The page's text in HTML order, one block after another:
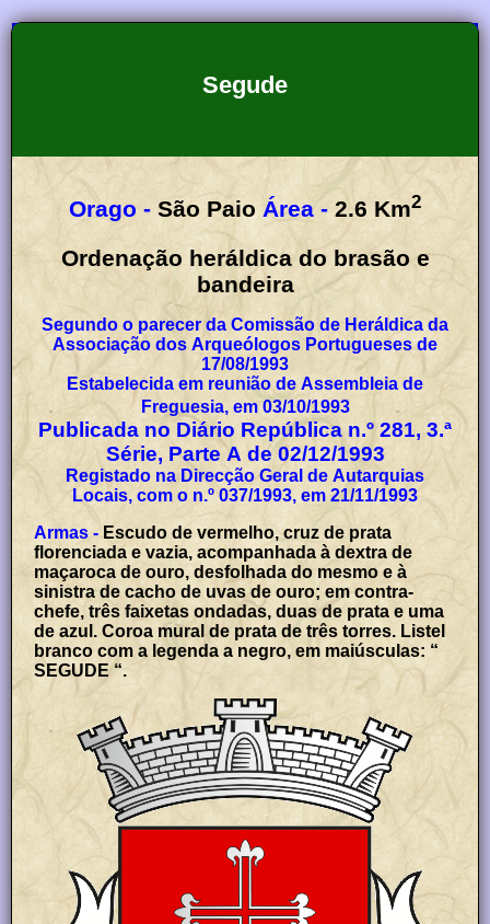
Segude
Orago - São Paio Área - 2.6 Km2
Ordenação heráldica do brasão e
bandeira
Segundo o parecer da Comissão de Heráldica da
Associação dos Arqueólogos Portugueses de
17/08/1993
Estabelecida em reunião de Assembleia de
Freguesia, em 03/10/1993
Publicada no Diário República n.º 281, 3.ª
Série, Parte A de 02/12/1993
Registado na Direcção Geral de Autarquias
Locais, com o n.º 037/1993, em 21/11/1993
Armas - Escudo de vermelho, cruz de prata
florenciada e vazia, acompanhada à dextra de
maçaroca de ouro, desfolhada do mesmo e à
sinistra de cacho de uvas de ouro; em contra-
chefe, três faixetas ondadas, duas de prata e uma
de azul. Coroa mural de prata de três torres. Listel
branco com a legenda a negro, em maiúsculas: “
SEGUDE “.